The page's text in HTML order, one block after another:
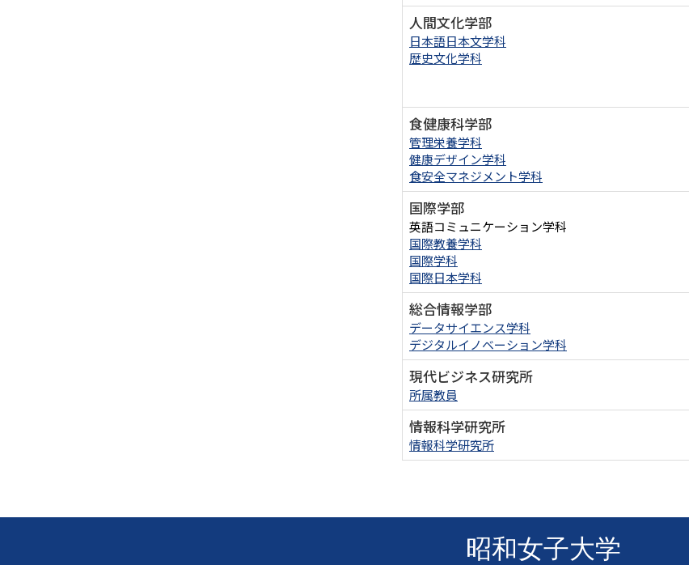
人間文化学部
日本語日本文学科
歴史文化学科
食健康科学部
管理栄養学科
健康デザイン学科
食安全マネジメント学科
国際学部
英語コミュニケーション学科
国際教養学科
国際学科
国際日本学科
総合情報学部
データサイエンス学科
デジタルイノベーション学科
現代ビジネス研究所
所属教員
情報科学研究所
情報科学研究所
昭和女子大学